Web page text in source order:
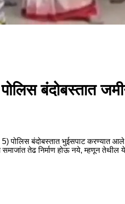
बंदोबस्तात
पोलिस बंदोबस्तात भुईसपाट करण्यात
समाजांत तेढ निर्माण होऊ नये, म्हणून तेथील